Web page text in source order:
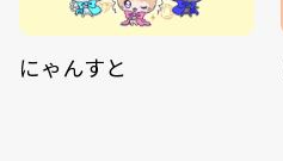
にゃんすと